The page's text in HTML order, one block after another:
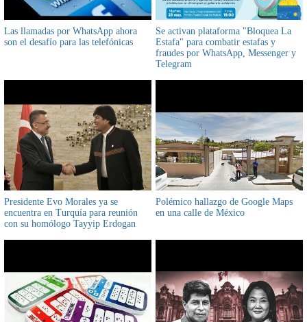
Las llamadas por WhatsApp ahora
son el desafío para las telefónicas
Se activan plataforma "Bloquea La
Estafa" para combatir estafas y
fraudes por WhatsApp, Messenger y
Telegram
Presidente Evo Morales ya se
encuentra en Turquía para reunión
con su homólogo Tayyip Erdogan
Polémico hallazgo de Google Maps
en una calle de México